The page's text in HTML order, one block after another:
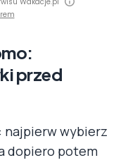
przed
najpierw wybierz
dopiero potem